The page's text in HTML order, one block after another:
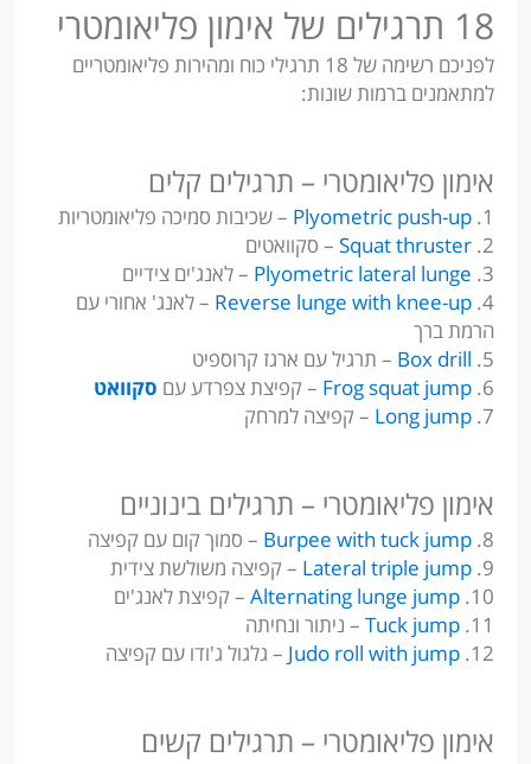
18 תרגילים של אימון פליאומטרי
לפניכם רשימה של 18 תרגילי כוח ומהירות פליאומטריים
למתאמנים ברמות שונות:
אימון פליאומטרי – תרגילים קלים
1.
Plyometric push-up – שכיבות סמיכה פליאומטריות
2.
Squat thruster – סקוואטים
3.
Plyometric lateral lunge – לאנג'ים צידיים
4.
Reverse lunge with knee-up – לאנג' אחורי עם
הרמת ברך
5.
Box drill – תרגיל עם ארגז קרוספיט
6.
Frog squat jump – קפיצת צפרדע עם סקוואט
7.
Long jump – קפיצה למרחק
אימון פליאומטרי – תרגילים בינוניים
8.
Burpee with tuck jump – סמוך קום עם קפיצה
9.
Lateral triple jump – קפיצה משולשת צידית
10.
Alternating lunge jump – קפיצת לאנג'ים
11.
Tuck jump – ניתור ונחיתה
12.
Judo roll with jump – גלגול ג'ודו עם קפיצה
אימון פליאומטרי – תרגילים קשים